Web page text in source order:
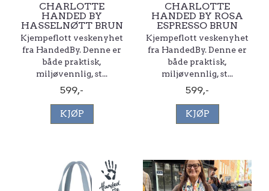
CHARLOTTE
HANDED BY
HASSELNØTT BRUN
Kjempeflott veskenyhet
fra HandedBy. Denne er
både praktisk,
miljøvennlig, st...
599,-
KJØP
CHARLOTTE
HANDED BY ROSA
ESPRESSO BRUN
Kjempeflott veskenyhet
fra HandedBy. Denne er
både praktisk,
miljøvennlig, st...
599,-
KJØP